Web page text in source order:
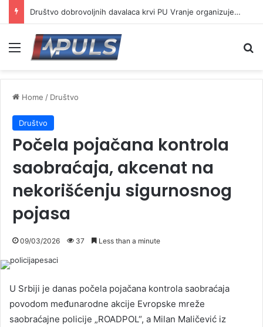
Društvo dobrovoljnih davalaca krvi PU Vranje organizuje akciju na Besnoj kobili
Menu
Home / Društvo
Društvo
Počela pojačana kontrola
saobraćaja, akcenat na
nekorišćenju sigurnosnog
pojasa
09/03/2026 37 Less than a minute
U Srbiji je danas počela pojačana kontrola saobraćaja
povodom međunarodne akcije Evropske mreže
saobraćajne policije „ROADPOL“, a Milan Maličević iz